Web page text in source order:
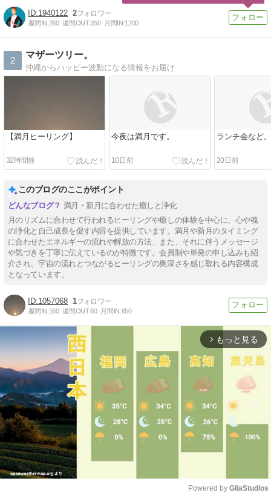
1940122 2
週間IN:280 週間OUT:350 月間IN:1200
2
マザーツリー。
沖縄からハッピー波動になる情報をお届け
【満月ヒーリング】
32時間前
今夜は満月です。
10日前
ランチ会など。
20日前
このブログのここがポイント
満月・新月に合わせた癒しと浄化
月のリズムに合わせて行われるヒーリングや癒しの体験を中心に、心や魂
の浄化と自己成長を促す内容を提供しています。満月や新月のタイミング
に合わせたエネルギーの流れや解放の方法、また、それに伴うメッセージ
や気づきを丁寧に伝えているのが特徴です。会員制や単発の申し込みも紹
介され、宇宙の流れとつながるヒーリングの奥深さを感じ取れる内容構成
となっています。
1057068 1
週間IN:160 週間OUT:80 月間IN:650
arrow_forward_ios もっと見る
Powered by GliaStudios